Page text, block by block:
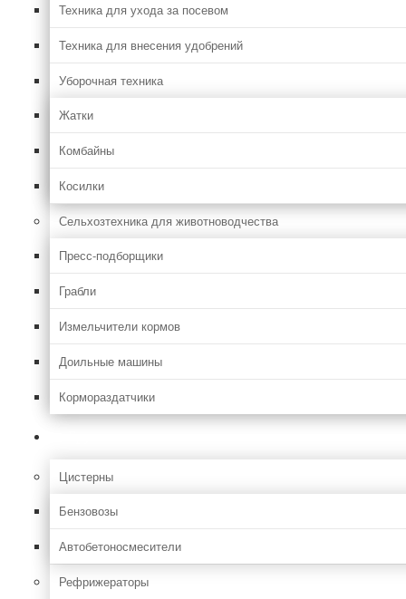
Техника для ухода за посевом
Техника для внесения удобрений
Уборочная техника
Жатки
Комбайны
Косилки
Сельхозтехника для животноводчества
Пресс-подборщики
Грабли
Измельчители кормов
Доильные машины
Кормораздатчики
Цистерны
Бензовозы
Автобетоносмесители
Рефрижераторы